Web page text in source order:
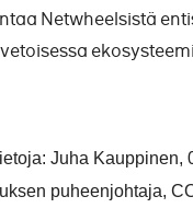
Netwheelsistä
Juha Kauppinen,
puheenjohtaja,